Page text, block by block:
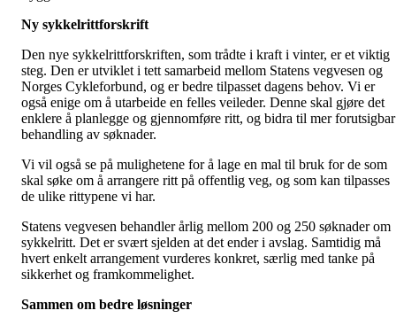
Ny sykkelrittforskrift
Den nye sykkelrittforskriften, som trådte i kraft i vinter, er et viktig
steg. Den er utviklet i tett samarbeid mellom Statens vegvesen og
Norges Cykleforbund, og er bedre tilpasset dagens behov. Vi er
også enige om å utarbeide en felles veileder. Denne skal gjøre det
enklere å planlegge og gjennomføre ritt, og bidra til mer forutsigbar
behandling av søknader.
Vi vil også se på mulighetene for å lage en mal til bruk for de som
skal søke om å arrangere ritt på offentlig veg, og som kan tilpasses
de ulike rittypene vi har.
Statens vegvesen behandler årlig mellom 200 og 250 søknader om
sykkelritt. Det er svært sjelden at det ender i avslag. Samtidig må
hvert enkelt arrangement vurderes konkret, særlig med tanke på
sikkerhet og framkommelighet.
Sammen om bedre løsninger